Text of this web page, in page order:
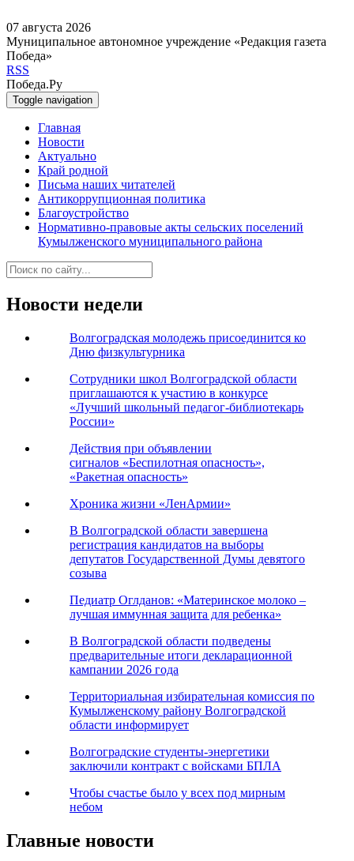
07 августа 2026
Муниципальное автономное учреждение «Редакция газета
Победа»
RSS
Победа.Ру
Toggle navigation
Главная
Новости
Актуально
Край родной
Письма наших читателей
Антикоррупционная политика
Благоустройство
Нормативно-правовые акты сельских поселений
Кумылженского муниципального района
Новости недели
Волгоградская молодежь присоединится ко
Дню физкультурника
Сотрудники школ Волгоградской области
приглашаются к участию в конкурсе
«Лучший школьный педагог-библиотекарь
России»
Действия при объявлении
сигналов «Беспилотная опасность»,
«Ракетная опасность»
Хроника жизни «ЛенАрмии»
В Волгоградской области завершена
регистрация кандидатов на выборы
депутатов Государственной Думы девятого
созыва
Педиатр Оглданов: «Материнское молоко –
лучшая иммунная защита для ребенка»
В Волгоградской области подведены
предварительные итоги декларационной
кампании 2026 года
Территориальная избирательная комиссия по
Кумылженскому району Волгоградской
области информирует
Волгоградские студенты-энергетики
заключили контракт с войсками БПЛА
Чтобы счастье было у всех под мирным
небом
Главные новости